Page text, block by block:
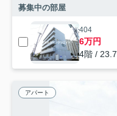
募集中の部屋
404
6万円
4階 /
アパート